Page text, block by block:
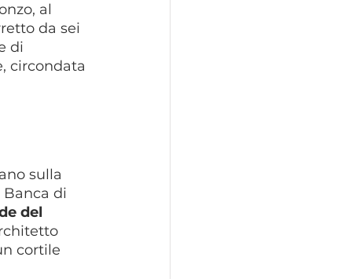
al
da sei
di
circondata
sulla
Banca di
del
cortile